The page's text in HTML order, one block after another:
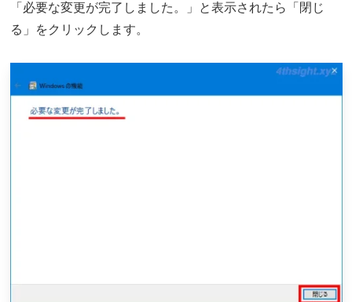
「必要な変更が完了しました。」と表示されたら「閉じ
る」をクリックします。